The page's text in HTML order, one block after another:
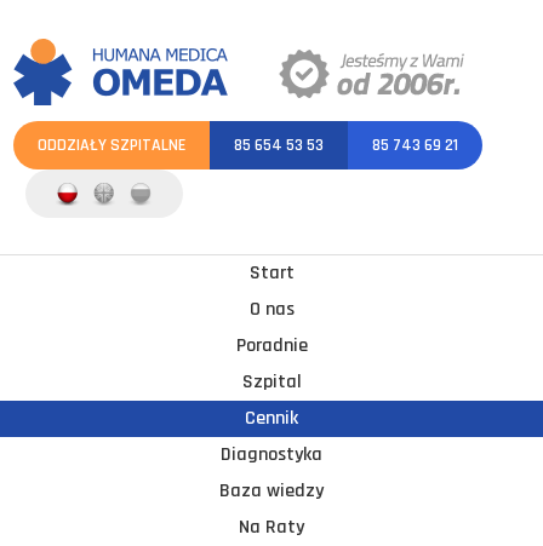
ODDZIAŁY SZPITALNE 85 654 53 53 85 743 69 21
Start
O nas
Poradnie
Szpital
Cennik
Diagnostyka
Baza wiedzy
Na Raty